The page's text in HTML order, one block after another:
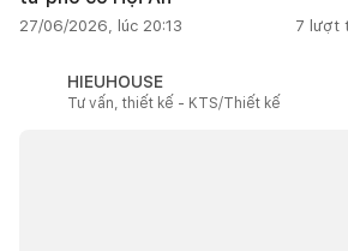
27/06/2026, lúc 20:13 7 lượt
HIEUHOUSE
Tư vấn, thiết kế - KTS/Thiết kế